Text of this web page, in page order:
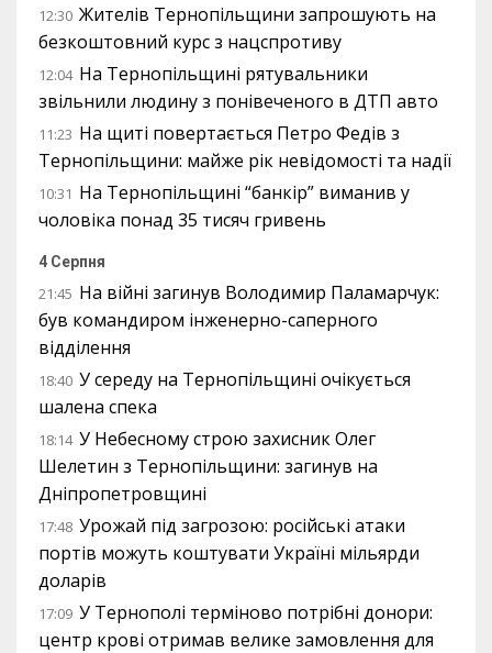
12:30 Жителів Тернопільщини запрошують на
безкоштовний курс з нацспротиву
12:04 На Тернопільщині рятувальники
звільнили людину з понівеченого в ДТП авто
11:23 На щиті повертається Петро Федів з
Тернопільщини: майже рік невідомості та надії
10:31 На Тернопільщині “банкір” виманив у
чоловіка понад 35 тисяч гривень
4 Серпня
21:45 На війні загинув Володимир Паламарчук:
був командиром інженерно-саперного
відділення
18:40 У середу на Тернопільщині очікується
шалена спека
18:14 У Небесному строю захисник Олег
Шелетин з Тернопільщини: загинув на
Дніпропетровщині
17:48 Урожай під загрозою: російські атаки
портів можуть коштувати Україні мільярди
доларів
17:09 У Тернополі терміново потрібні донори:
центр крові отримав велике замовлення для